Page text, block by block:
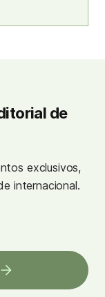
de
exclusivos,
internacional.